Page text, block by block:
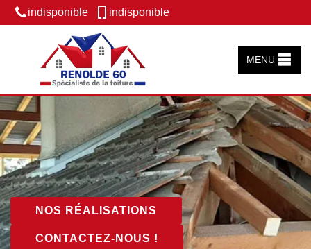
indisponible indisponible
MENU
NOS RÉALISATIONS
CONTACTEZ-NOUS !